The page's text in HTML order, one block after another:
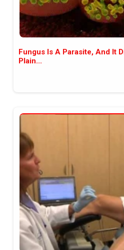
Fungus Is A Parasite, And It
Plain...